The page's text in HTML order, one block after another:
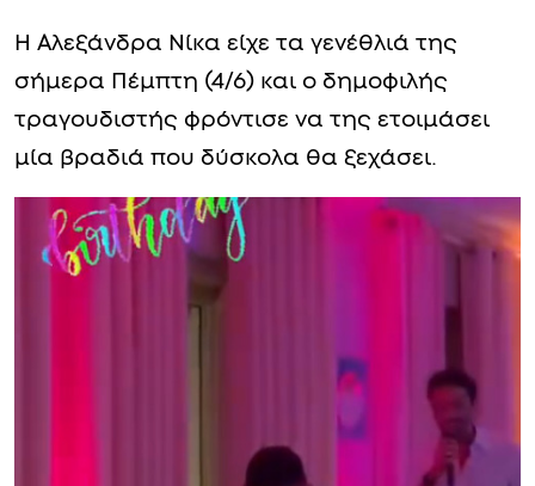
Η Αλεξάνδρα Νίκα είχε τα γενέθλιά της
σήμερα Πέμπτη (4/6) και ο δημοφιλής
τραγουδιστής φρόντισε να της ετοιμάσει
μία βραδιά που δύσκολα θα ξεχάσει.